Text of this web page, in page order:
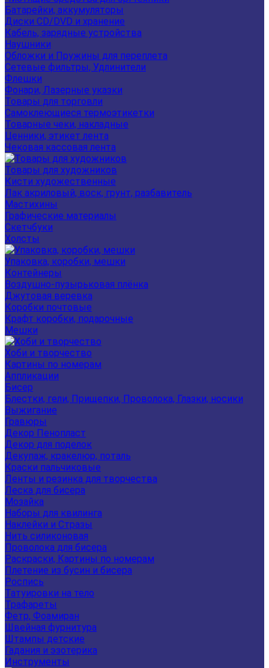
Батарейки, аккумуляторы
Диски CD/DVD и хранение
Кабель, зарядные устройства
Наушники
Обложки и Пружины для переплета
Сетевые фильтры, Удлинители
Флешки
Фонари, Лазерные указки
Товары для торговли
Самоклеющиеся термоэтикетки
Товарные чеки, накладные
Ценники, этикет лента
Чековая кассовая лента
Товары для художников
Кисти художественные
Лак акриловый, воск, грунт, разбавитель
Мастихины
Графические материалы
Скетчбуки
Холсты
Упаковка, коробки, мешки
Контейнеры
Воздушно-пузырьковая плёнка
Джутовая веревка
Коробки почтовые
Крафт коробки, подарочные
Мешки
Хоби и творчество
Картины по номерам
Аппликации
Бисер
Блестки, гели, Прищепки, Проволока, Глазки, носики
Выжигание
Гравюры
Декор Пенопласт
Декор для поделок
Декупаж, кракелюр, поталь
Краски пальчиковые
Ленты и резинка для творчества
Леска для бисера
Мозайка
Наборы для квилинга
Наклейки и Стразы
Нить силиконовая
Проволока для бисера
Раскраски, Картины по номерам
Плетение из бусин и бисера
Роспись
Татуировки на тело
Трафареты
Фетр, Фоамиран
Швейная фурнитура
Штампы детские
Гадания и эзотерика
Инструменты